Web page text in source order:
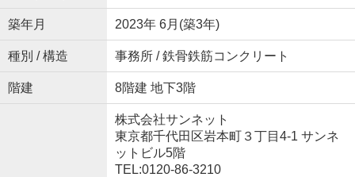
築年月 2023年 6月(築3年)
種別 / 構造 事務所 / 鉄骨鉄筋コンクリート
階建 8階建 地下3階
株式会社サンネット
東京都千代田区岩本町３丁目4-1 サンネ
ットビル5階
TEL:0120-86-3210